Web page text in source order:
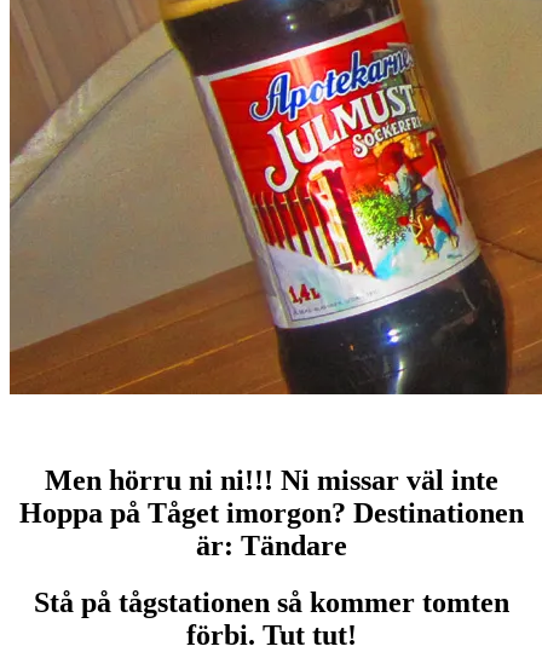
Men hörru ni ni!!! Ni missar väl inte
Hoppa på Tåget imorgon? Destinationen
är: Tändare
Stå på tågstationen så kommer tomten
förbi. Tut tut!